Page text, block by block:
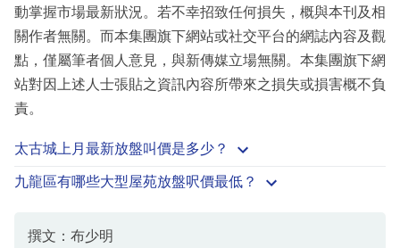
動掌握市場最新狀況。若不幸招致任何損失，概與本刊及相
關作者無關。而本集團旗下網站或社交平台的網誌內容及觀
點，僅屬筆者個人意見，與新傳媒立場無關。本集團旗下網
站對因上述人士張貼之資訊內容所帶來之損失或損害概不負
責。
太古城上月最新放盤叫價是多少？
九龍區有哪些大型屋苑放盤呎價最低？
撰文：布少明